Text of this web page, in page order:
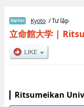
Kyoto / Tư lập
立命館大学|
Ritsumeikan